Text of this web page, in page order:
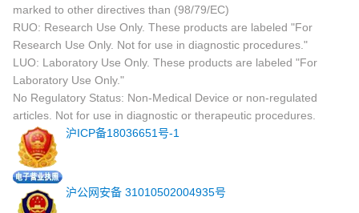
marked to other directives than (98/79/EC)
RUO: Research Use Only. These products are labeled "For
Research Use Only. Not for use in diagnostic procedures."
LUO: Laboratory Use Only. These products are labeled "For
Laboratory Use Only."
No Regulatory Status: Non-Medical Device or non-regulated
articles. Not for use in diagnostic or therapeutic procedures.
沪ICP备18036651号-1
沪公网安备 31010502004935号